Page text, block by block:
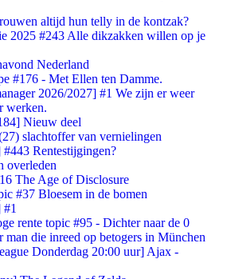
altijd hun telly in de kontzak?
2025 #243 Alle dikzakken willen op je
Nederland
#176 - Met Ellen ten Damme.
2026/2027] #1 We zijn er weer
werken.
Nieuw deel
slachtoffer van vernielingen
Rentestijgingen?
overleden
The Age of Disclosure
#37 Bloesem in de bomen
rente topic #95 - Dichter naar de 0
man die inreed op betogers in München
Donderdag 20:00 uur] Ajax -